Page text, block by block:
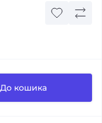
До кошика